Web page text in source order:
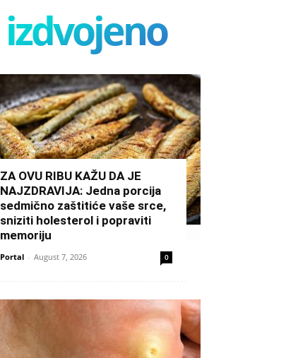
izdvojeno
ZA OVU RIBU KAŽU DA JE
NAJZDRAVIJA: Jedna porcija
sedmično zaštitiće vaše srce,
sniziti holesterol i popraviti
memoriju
Portal - August 7, 2026 0